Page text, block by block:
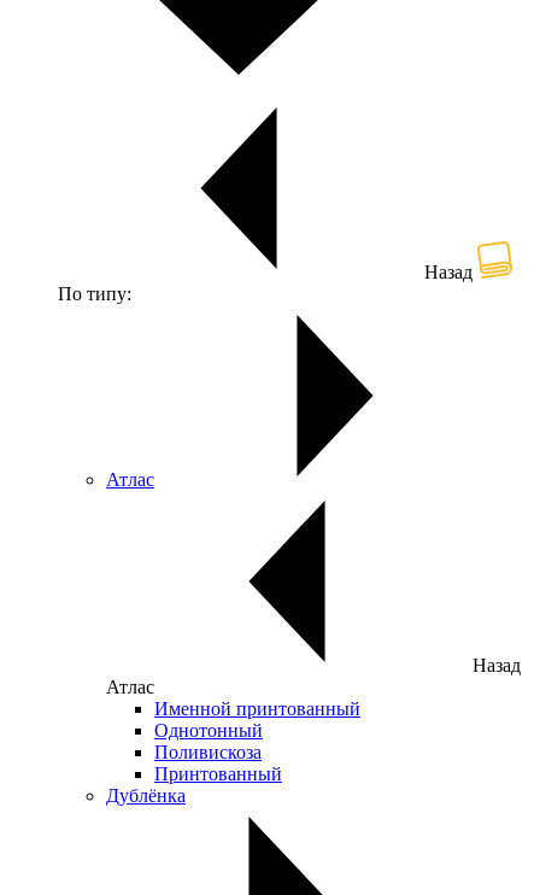
Назад
По типу:
Атлас
Назад
Атлас
Именной принтованный
Однотонный
Поливискоза
Принтованный
Дублёнка